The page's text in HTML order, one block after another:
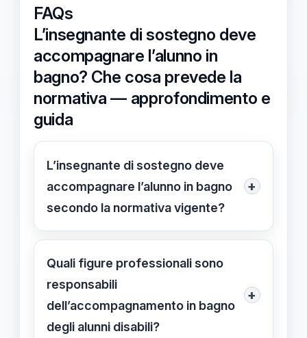
FAQs
L’insegnante di sostegno deve
accompagnare l’alunno in
bagno? Che cosa prevede la
normativa — approfondimento e
guida
L’insegnante di sostegno deve
accompagnare l’alunno in bagno
secondo la normativa vigente?
+
No, la normativa non obbliga
l’insegnante di sostegno ad
accompagnare l’alunno in bagno.
Questa funzione è attribuita
principalmente al personale
Quali figure professionali sono
responsabili
dell’accompagnamento in bagno
degli alunni disabili?
+